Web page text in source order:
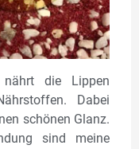
die Lippen
Dabei
schönen Glanz.
sind meine